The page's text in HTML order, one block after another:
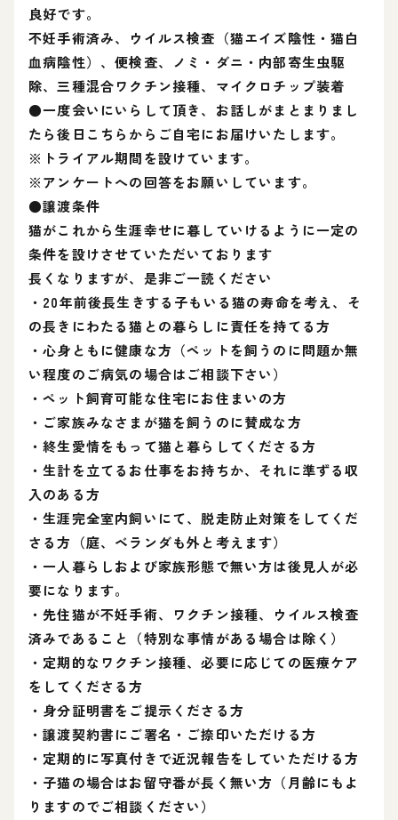
良好です。
不妊手術済み、ウイルス検査（猫エイズ陰性・猫白
血病陰性）、便検査、ノミ・ダニ・内部寄生虫駆
除、三種混合ワクチン接種、マイクロチップ装着
●一度会いにいらして頂き、お話しがまとまりまし
たら後日こちらからご自宅にお届けいたします。
※トライアル期間を設けています。
※アンケートへの回答をお願いしています。
●譲渡条件
猫がこれから生涯幸せに暮していけるように一定の
条件を設けさせていただいております
長くなりますが、是非ご一読ください
・20年前後長生きする子もいる猫の寿命を考え、そ
の長きにわたる猫との暮らしに責任を持てる方
・心身ともに健康な方（ペットを飼うのに問題か無
い程度のご病気の場合はご相談下さい）
・ペット飼育可能な住宅にお住まいの方
・ご家族みなさまが猫を飼うのに賛成な方
・終生愛情をもって猫と暮らしてくださる方
・生計を立てるお仕事をお持ちか、それに準ずる収
入のある方
・生涯完全室内飼いにて、脱走防止対策をしてくだ
さる方（庭、ベランダも外と考えます）
・一人暮らしおよび家族形態で無い方は後見人が必
要になります。
・先住猫が不妊手術、ワクチン接種、ウイルス検査
済みであること（特別な事情がある場合は除く）
・定期的なワクチン接種、必要に応じての医療ケア
をしてくださる方
・身分証明書をご提示くださる方
・譲渡契約書にご署名・ご捺印いただける方
・定期的に写真付きで近況報告をしていただける方
・子猫の場合はお留守番が長く無い方（月齢にもよ
りますのでご相談ください）